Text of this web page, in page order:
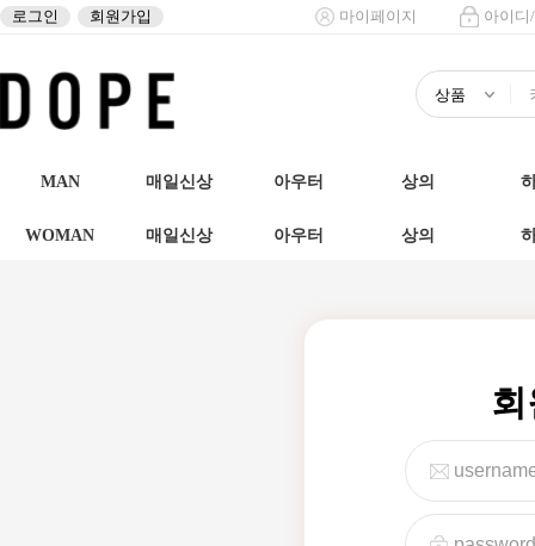
로그인 회원가입 마이페이지 아이디
MAN 매일신상 아우터 상의
WOMAN 매일신상 아우터 상의